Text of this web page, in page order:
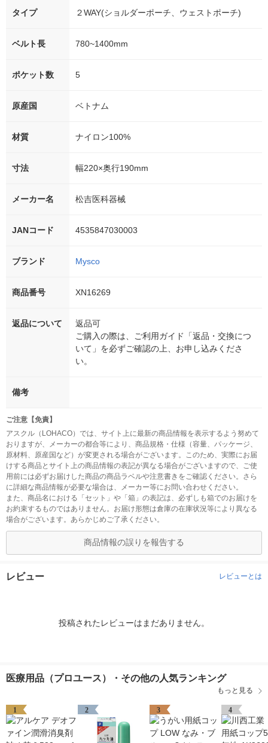
タイプ ２WAY(ショルダーポーチ、ウェストポーチ)
ベルト長 780~1400mm
ポケット数 5
原産国 ベトナム
材質 ナイロン100%
寸法 幅220×奥行190mm
メーカー名 松吉医科器械
JANコード 4535847030003
ブランド Mysco
商品番号 XN16269
返品について
返品可
ご購入の際は、ご利用ガイド「返品・交換につ
いて」を必ずご確認の上、お申し込みくださ
い。
備考
ご注意【免責】
アスクル（LOHACO）では、サイト上に最新の商品情報を表示するよう努めて
おりますが、メーカーの都合等により、商品規格・仕様（容量、パッケージ、
原材料、原産国など）が変更される場合がございます。このため、実際にお届
けする商品とサイト上の商品情報の表記が異なる場合がございますので、ご使
用前には必ずお届けした商品の商品ラベルや注意書きをご確認ください。さら
に詳細な商品情報が必要な場合は、メーカー等にお問い合わせください。
また、商品名における「セット」や「箱」の表記は、必ずしも箱でのお届けを
お約束するものではありません。お届け形態は倉庫の在庫状況等により異なる
場合がございます。あらかじめご了承ください。
商品情報の誤りを報告する
レビュー レビューとは
投稿されたレビューはまだありません。
医療用品（プロユース）・その他の人気ランキング
もっと見る
1 2 3 4